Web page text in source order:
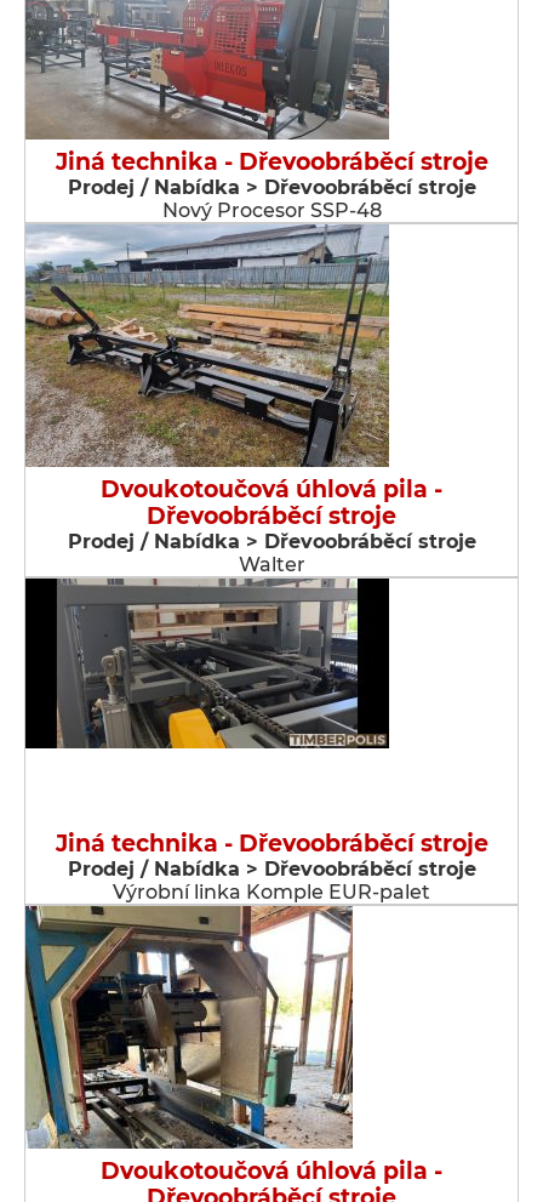
Jiná technika - Dřevoobráběcí stroje
Prodej / Nabídka > Dřevoobráběcí stroje
Nový Procesor SSP-48
Dvoukotoučová úhlová pila -
Dřevoobráběcí stroje
Prodej / Nabídka > Dřevoobráběcí stroje
Walter
Jiná technika - Dřevoobráběcí stroje
Prodej / Nabídka > Dřevoobráběcí stroje
Výrobní linka Komple EUR-palet
Dvoukotoučová úhlová pila -